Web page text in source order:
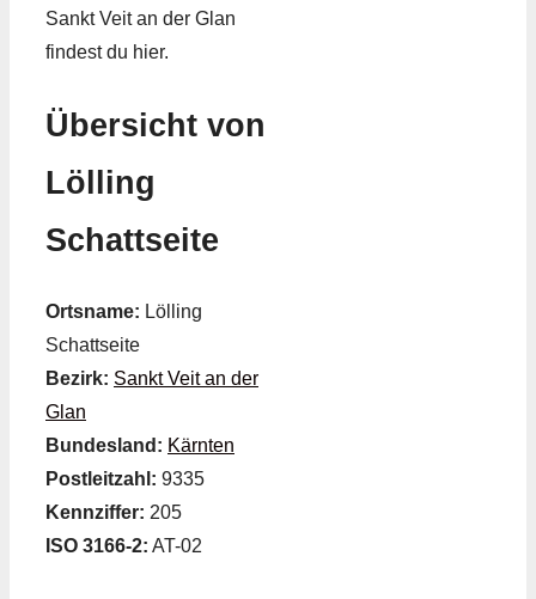
Sankt Veit an der Glan
findest du hier.
Übersicht von
Lölling
Schattseite
Ortsname: Lölling
Schattseite
Bezirk: Sankt Veit an der
Glan
Bundesland: Kärnten
Postleitzahl: 9335
Kennziffer: 205
ISO 3166-2: AT-02